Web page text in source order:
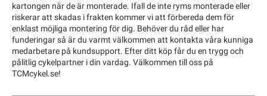
kartongen när de är monterade. Ifall de inte ryms monterade eller
riskerar att skadas i frakten kommer vi att förbereda dem för
enklast möjliga montering för dig. Behöver du råd eller har
funderingar så är du varmt välkommen att kontakta våra kunniga
medarbetare på kundsupport. Efter ditt köp får du en trygg och
pålitlig cykelpartner i din vardag. Välkommen till oss på
TCMcykel.se!